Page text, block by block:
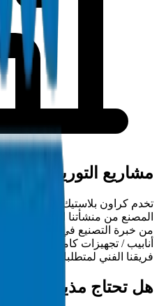
مشاريع التوريد في قطر
أنابيب / تجهيزات كاملة لمشاريع
فريقنا الفني لمتطلبات المشروع.
هل تحتاج مذيبات PVC في قطر؟